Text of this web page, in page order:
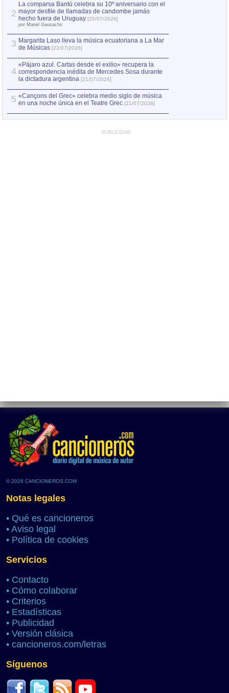
2
La comparsa Bantú celebra su 10º aniversario con el
mayor desfile de llamadas de candombe jamás
hecho fuera de Uruguay [25/07/2026]
por Manel Gausachs
3 Margarita Laso lleva la música ecuatoriana a La Mar
de Músicas [22/07/2026]
4
«Pájaro azul. Cartas desde el exilio» recupera la
correspondencia inédita de Mercedes Sosa durante
la dictadura argentina [21/07/2026]
5 «Cançons del Grec» celebra medio siglo de música
en una noche única en el Teatre Grec [21/07/2026]
PUBLICIDAD
© 2026 CANCIONEROS.COM
Notas legales
• Qué es cancioneros
• Aviso legal
• Política de cookies
Servicios
• Contacto
• Cómo colaborar
• Criterios
• Estadísticas
• Publicidad
• Versión clásica
• cancioneros.com/letras
Síguenos